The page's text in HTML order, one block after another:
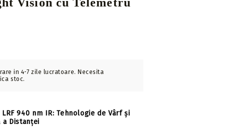
Accesorii sistem ochire
in 4-7 zile lucratoare. Necesita
stoc.
940 nm IR: Tehnologie de Vârf și
a Distanței